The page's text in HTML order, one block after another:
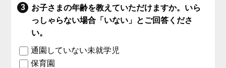
お子さまの年齢を教えていただけますか。いら
っしゃらない場合「いない」とご回答くださ
い。
通園していない未就学児
保育園